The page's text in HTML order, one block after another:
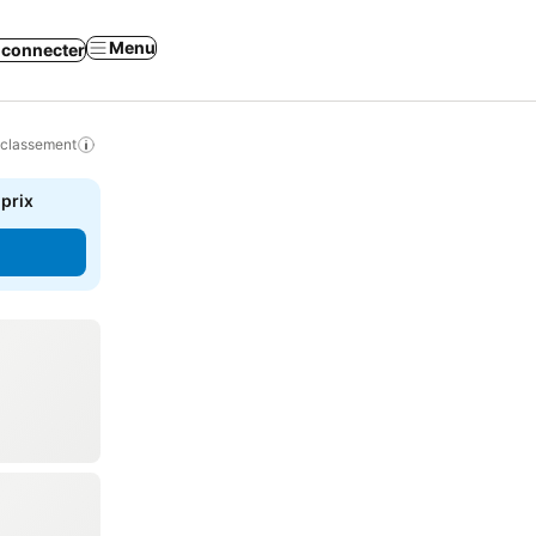
connecter Menu
prix